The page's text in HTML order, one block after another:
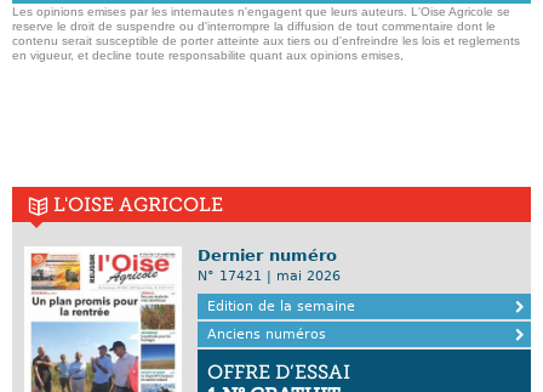
Les opinions emises par les internautes n'engagent que leurs auteurs. L'Oise Agricole se
reserve le droit de suspendre ou d'interrompre la diffusion de tout commentaire dont le
contenu serait susceptible de porter atteinte aux tiers ou d'enfreindre les lois et reglements
en vigueur, et decline toute responsabilite quant aux opinions emises,
L'OISE AGRICOLE
Dernier numéro
N° 17421 | mai 2026
Edition de la semaine
Anciens numéros
OFFRE D’ESSAI